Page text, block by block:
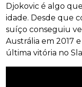
Djokovic é algo
idade. Desde que
suíço conseguiu
Austrália em 2017
última vitória no